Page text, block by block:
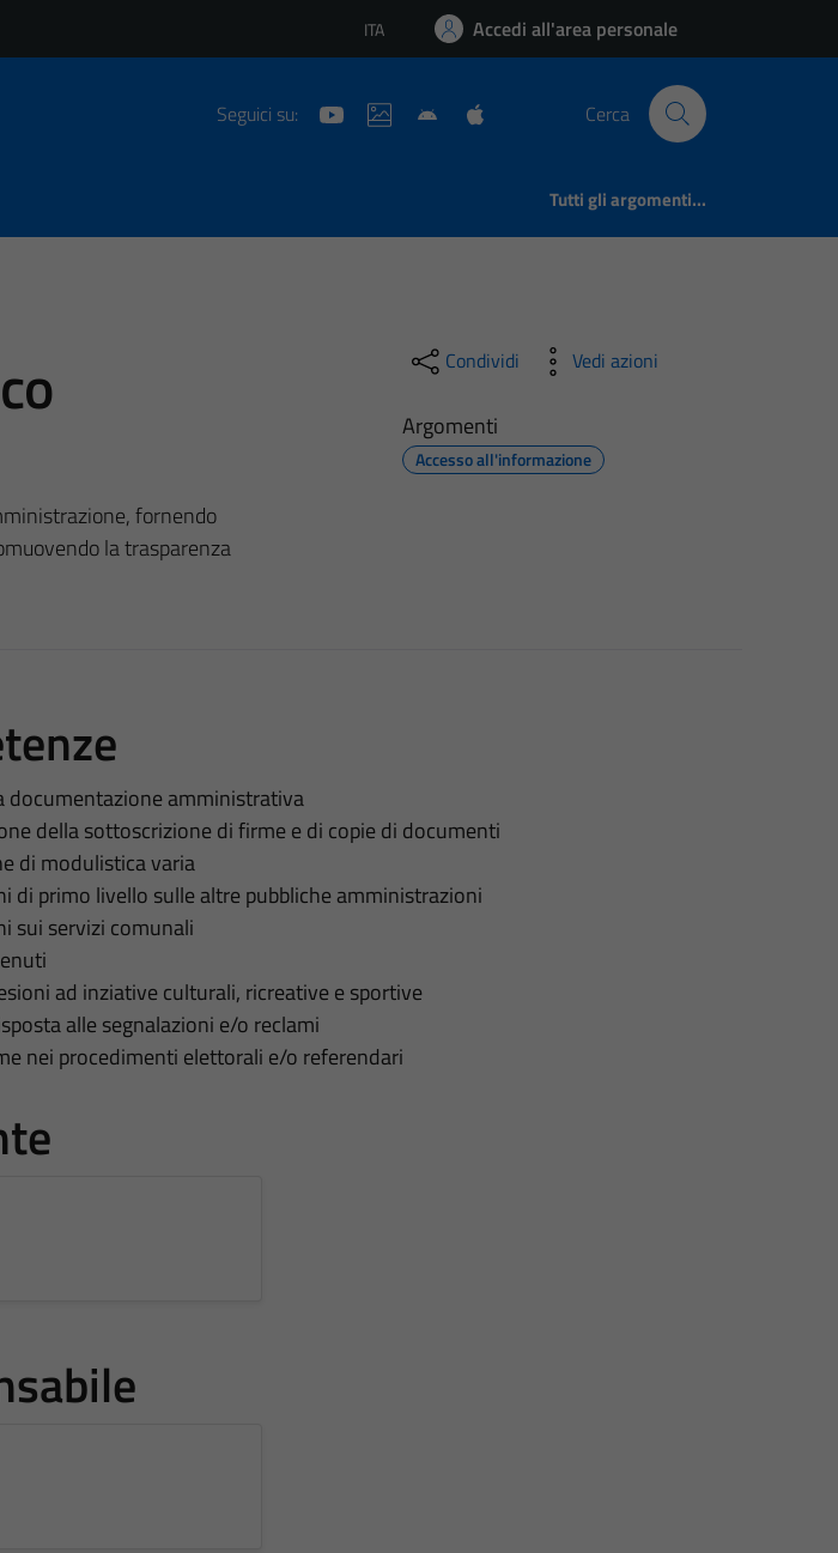
Lingua attiva:
ITA Accedi all'area personale
Seguici su: Cerca
Tutti gli argomenti...
fornendo
la trasparenza
Condividi Vedi azioni
Argomenti
Accesso all'informazione
documentazione amministrativa
della sottoscrizione di firme e di copie di documenti
di modulistica varia
di primo livello sulle altre pubbliche amministrazioni
sui servizi comunali
ad inziative culturali, ricreative e sportive
alle segnalazioni e/o reclami
nei procedimenti elettorali e/o referendari